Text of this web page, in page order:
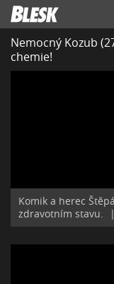
Nemocný Kozub
chemie!
Komik a herec
zdravotním stavu.
|